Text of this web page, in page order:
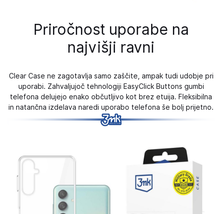
Priročnost uporabe na
najvišji ravni
Clear Case ne zagotavlja samo zaščite, ampak tudi udobje pri
uporabi. Zahvaljujoč tehnologiji EasyClick Buttons gumbi
telefona delujejo enako občutljivo kot brez etuija. Fleksibilna
in natančna izdelava naredi uporabo telefona še bolj prijetno.